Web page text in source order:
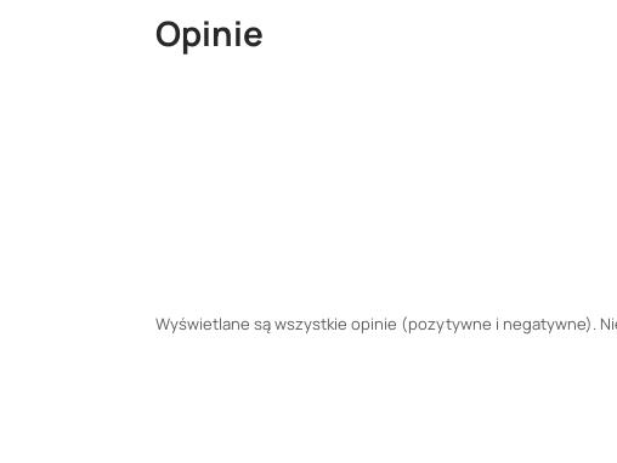
Opinie
Wyświetlane są wszystkie opinie (pozytywne i negatywne).